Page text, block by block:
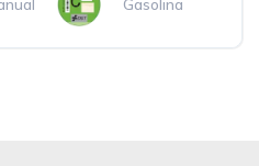
Gasolina